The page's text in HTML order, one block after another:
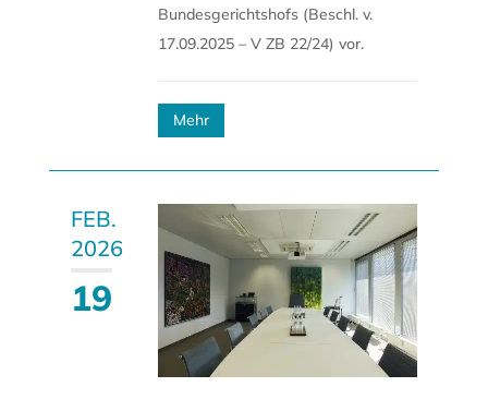
Bundesgerichtshofs (Beschl. v.
17.09.2025 – V ZB 22/24) vor.
Mehr
FEB.
2026
19